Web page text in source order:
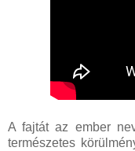
A fajtát az ember
természetes